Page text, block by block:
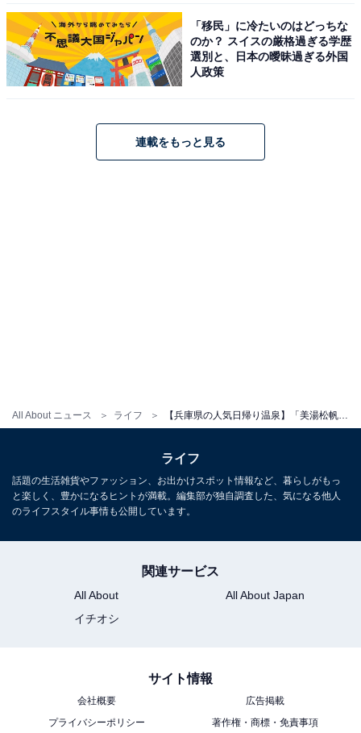
All About ニュース ライフ
アクセス・料金情報は？ 泊まれる？
アクセス
アクセス：神戸淡路鳴門自動車道「淡路IC」より約3km /
岩屋港より無料送迎定期便あり（12:00〜18:00 各1時間
11:00〜22:00（受付 21:00まで）
宿泊可否
「移民」に冷たいのはどっちな
のか？ スイスの厳格過ぎる学歴
選別と、日本の曖昧過ぎる外国
人政策
連載をもっと見る
ライフ
話題の生活雑貨やファッション、お出かけスポット情報など、暮らしがもっ
と楽しく、豊かになるヒントが満載。編集部が独自調査した、気になる他人
のライフスタイル事情も公開しています。
関連サービス
All About
All About Japan
イチオシ
サイト情報
会社概要
広告掲載
プライバシーポリシー
著作権・商標・免責事項